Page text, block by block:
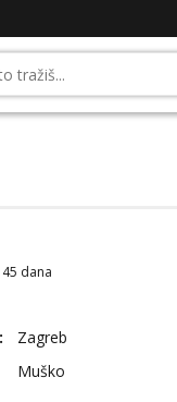
dana
Zagreb
Muško